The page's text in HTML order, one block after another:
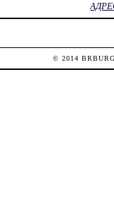
© 2014